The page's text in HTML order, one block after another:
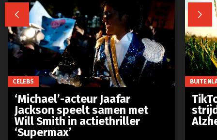
 
CELEBS
‘Michael’-acteur Jaafar
Jackson speelt samen met
Will Smith in actiethriller
‘Supermax’